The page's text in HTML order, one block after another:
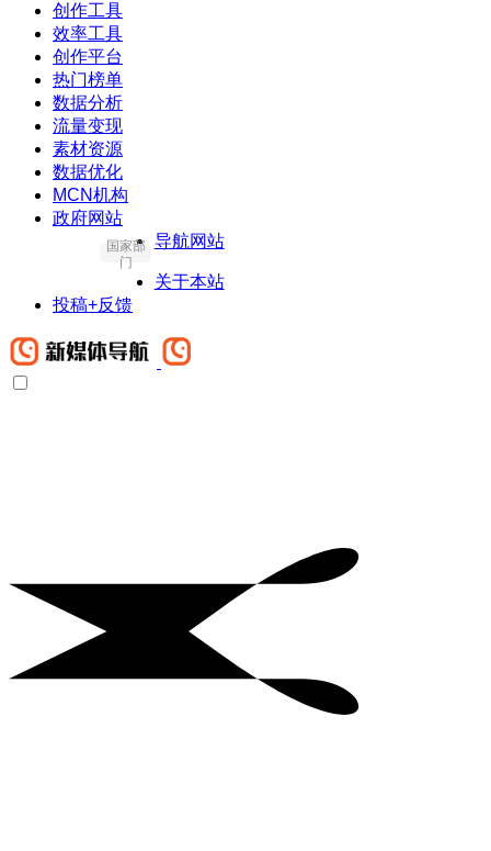
创作工具
效率工具
创作平台
热门榜单
数据分析
流量变现
素材资源
数据优化
MCN机构
政府网站
国家部
门
导航网站
关于本站
投稿+反馈